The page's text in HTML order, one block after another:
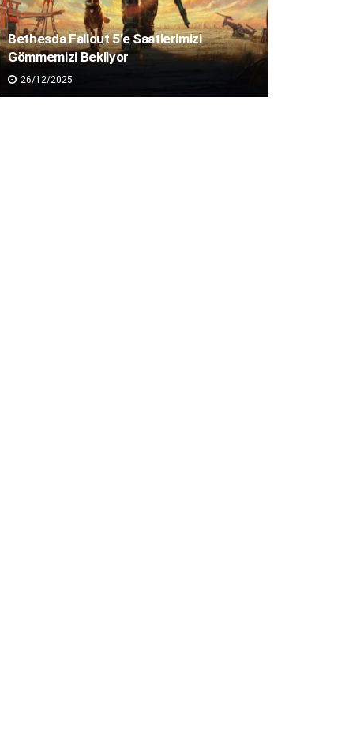
Bethesda Fallout 5’e Saatlerimizi
Gömmemizi Bekliyor
26/12/2025